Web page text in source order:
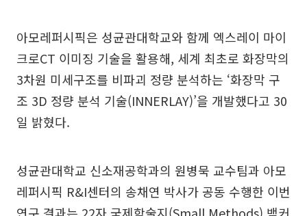
아모레퍼시픽은 성균관대학교와 함께 엑스레이 마이
크로CT 이미징 기술을 활용해, 세계 최초로 화장막의
3차원 미세구조를 비파괴 정량 분석하는 ‘화장막 구
조 3D 정량 분석 기술(INNERLAY)’을 개발했다고 30
일 밝혔다.
성균관대학교 신소재공학과의 원병묵 교수팀과 아모
레퍼시픽 R&I센터의 송채연 박사가 공동 수행한 이번
연구 결과는 22자 국제학술지(Small Methods) 백커